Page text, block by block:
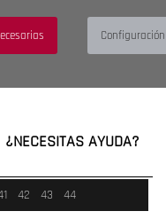
¿NECESITAS AYUDA?
42 43 44